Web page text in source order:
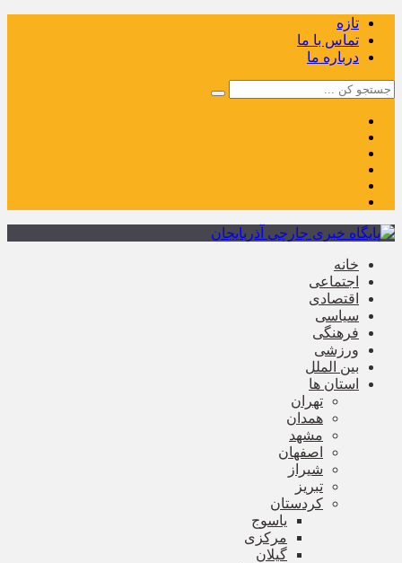
تازه
تماس با ما
درباره ما
خانه
اجتماعی
اقتصادی
سیاسی
فرهنگی
ورزشی
بین الملل
استان ها
تهران
همدان
مشهد
اصفهان
شیراز
تبریز
کردستان
یاسوج
مرکزی
گیلان